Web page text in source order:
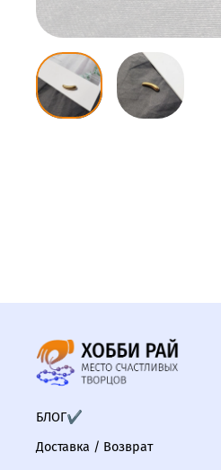
БЛОГ✔
Доставка / Возврат